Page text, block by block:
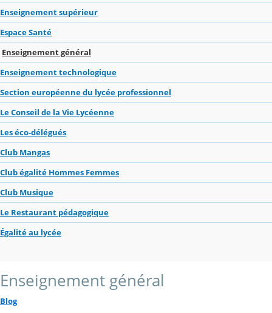
Enseignement supérieur
Espace Santé
Enseignement général
Enseignement technologique
Section européenne du lycée professionnel
Le Conseil de la Vie Lycéenne
Les éco-délégués
Club Mangas
Club égalité Hommes Femmes
Club Musique
Le Restaurant pédagogique
Égalité au lycée
Enseignement général
Blog